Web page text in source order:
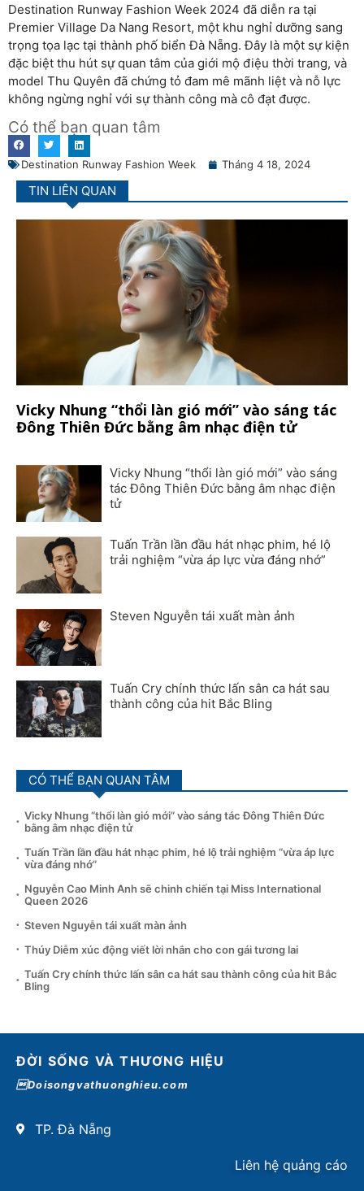
Destination Runway Fashion Week 2024 đã diễn ra tại
Premier Village Da Nang Resort, một khu nghỉ dưỡng sang
trọng tọa lạc tại thành phố biển Đà Nẵng. Đây là một sự kiện
đặc biệt thu hút sự quan tâm của giới mộ điệu thời trang, và
model Thu Quyên đã chứng tỏ đam mê mãnh liệt và nỗ lực
không ngừng nghỉ với sự thành công mà cô đạt được.
Có thể bạn quan tâm
Destination Runway Fashion Week Tháng 4 18, 2024
TIN LIÊN QUAN
Vicky Nhung “thổi làn gió mới” vào sáng tác
Đông Thiên Đức bằng âm nhạc điện tử
Vicky Nhung “thổi làn gió mới” vào sáng
tác Đông Thiên Đức bằng âm nhạc điện
tử
Tuấn Trần lần đầu hát nhạc phim, hé lộ
trải nghiệm “vừa áp lực vừa đáng nhớ”
Steven Nguyễn tái xuất màn ảnh
Tuấn Cry chính thức lấn sân ca hát sau
thành công của hit Bắc Bling
CÓ THỂ BẠN QUAN TÂM
Vicky Nhung “thổi làn gió mới” vào sáng tác Đông Thiên Đức
bằng âm nhạc điện tử
Tuấn Trần lần đầu hát nhạc phim, hé lộ trải nghiệm “vừa áp lực
vừa đáng nhớ”
Nguyễn Cao Minh Anh sẽ chinh chiến tại Miss International
Queen 2026
Steven Nguyễn tái xuất màn ảnh
Thúy Diễm xúc động viết lời nhắn cho con gái tương lai
Tuấn Cry chính thức lấn sân ca hát sau thành công của hit Bắc
Bling
ĐỜI SỐNG VÀ THƯƠNG HIỆU
Doisongvathuonghieu.com
TP. Đà Nẵng
Liên hệ quảng cáo